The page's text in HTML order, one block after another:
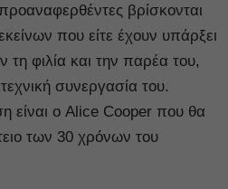
βρίσκονται
που είτε έχουν υπάρξει
φιλία και την παρέα του,
συνεργασία του.
είναι ο Alice Cooper που θα
των 30 χρόνων του